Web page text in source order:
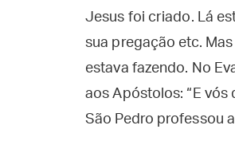
Jesus foi criado. Lá
sua pregação etc.
estava fazendo. No
aos Apóstolos: “E vós
São Pedro professou